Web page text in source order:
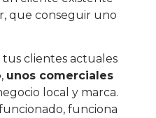
que conseguir uno
clientes actuales
unos comerciales
local y marca.
funciona